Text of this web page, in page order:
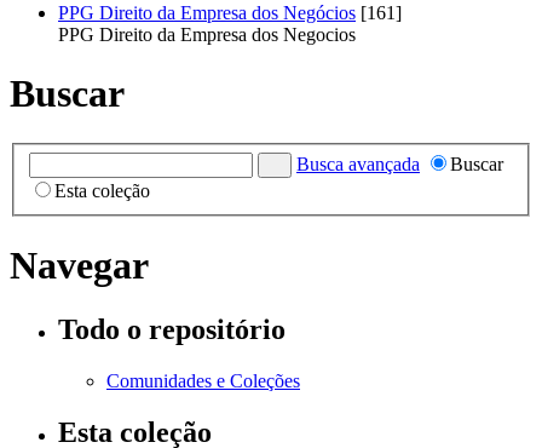
PPG Direito da Empresa dos Negócios [161]
PPG Direito da Empresa dos Negocios
Buscar
Busca avançada
Buscar
Esta coleção
Navegar
Todo o repositório
Comunidades e Coleções
Esta coleção